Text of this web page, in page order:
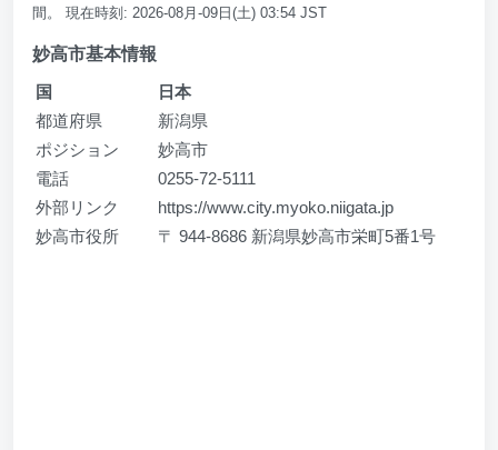
間。 現在時刻: 2026-08月-09日(土) 03:54 JST
妙高市基本情報
国
日本
都道府県
新潟県
ポジション
妙高市
電話
0255-72-5111
外部リンク
https://www.city.myoko.niigata.jp
妙高市役所
〒 944-8686 新潟県妙高市栄町5番1号